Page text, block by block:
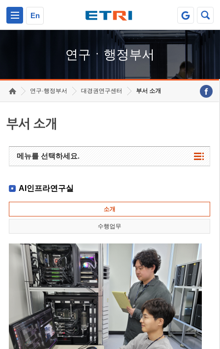
En
연구ㆍ행정부서
연구·행정부서 대경권연구센터 부서 소개
부서 소개
메뉴를 선택하세요.
AI인프라연구실
소개
수행업무